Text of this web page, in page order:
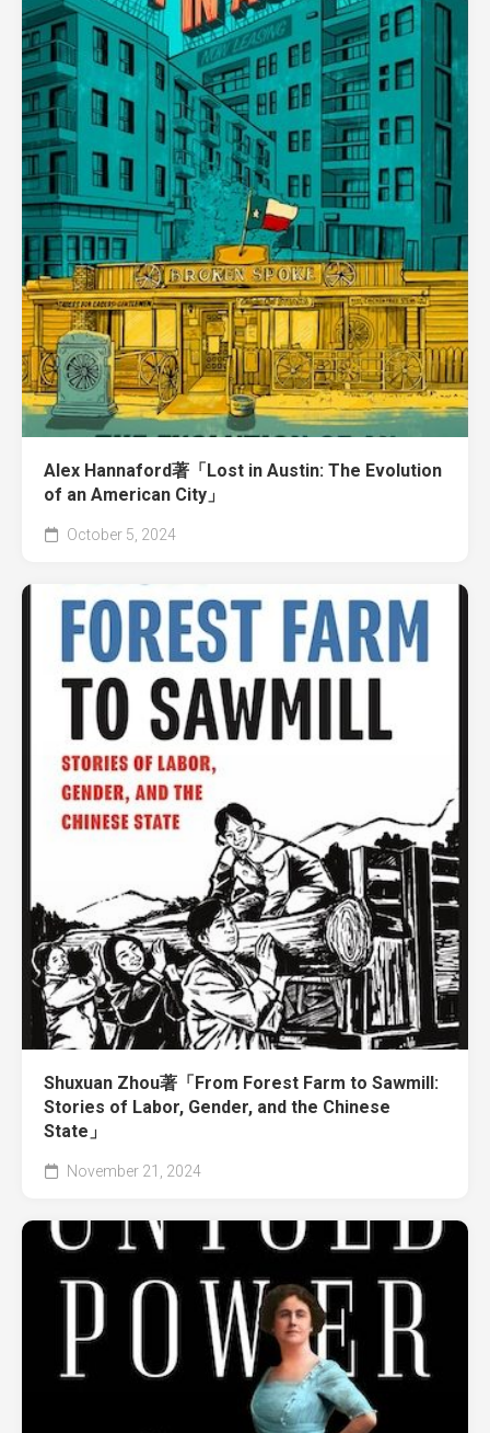
Alex Hannaford著「Lost in Austin: The Evolution
of an American City」
October 5, 2024
Shuxuan Zhou著「From Forest Farm to Sawmill:
Stories of Labor, Gender, and the Chinese
State」
November 21, 2024